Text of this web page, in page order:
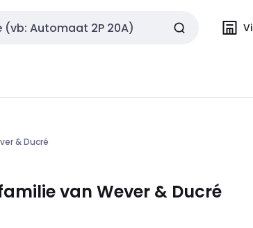
& Ducré
van Wever & Ducré